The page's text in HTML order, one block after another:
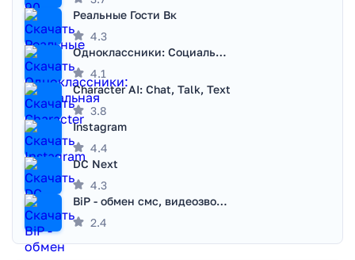
Реальные Гости Вк
4.3
Одноклассники: Социальная сеть
4.1
Character AI: Chat, Talk, Text
3.8
Instagram
4.4
DC Next
4.3
BiP - обмен смс, видеозвонками
2.4